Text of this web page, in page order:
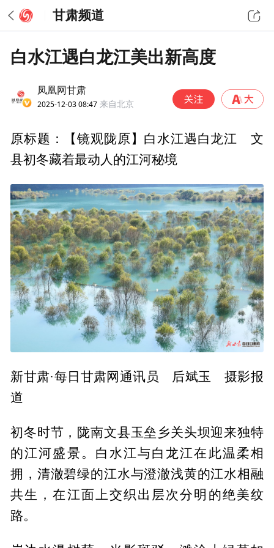
甘肃频道
白水江遇白龙江美出新高度
凤凰网甘肃
2025-12-03 08:47 来自北京
原标题：【镜观陇原】白水江遇白龙江 文
县初冬藏着最动人的江河秘境
新甘肃·每日甘肃网通讯员 后斌玉 摄影报
道
初冬时节，陇南文县玉垒乡关头坝迎来独特
的江河盛景。白水江与白龙江在此温柔相
拥，清澈碧绿的江水与澄澈浅黄的江水相融
共生，在江面上交织出层次分明的绝美纹
路。